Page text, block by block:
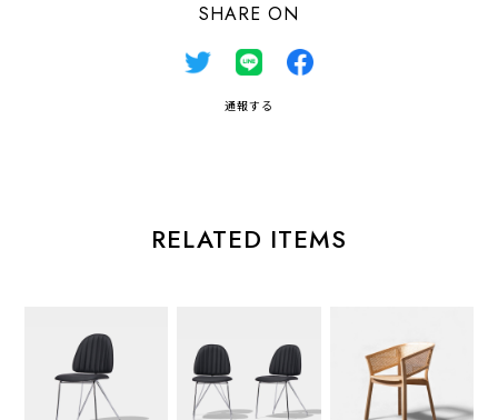
SHARE ON
通報する
RELATED ITEMS